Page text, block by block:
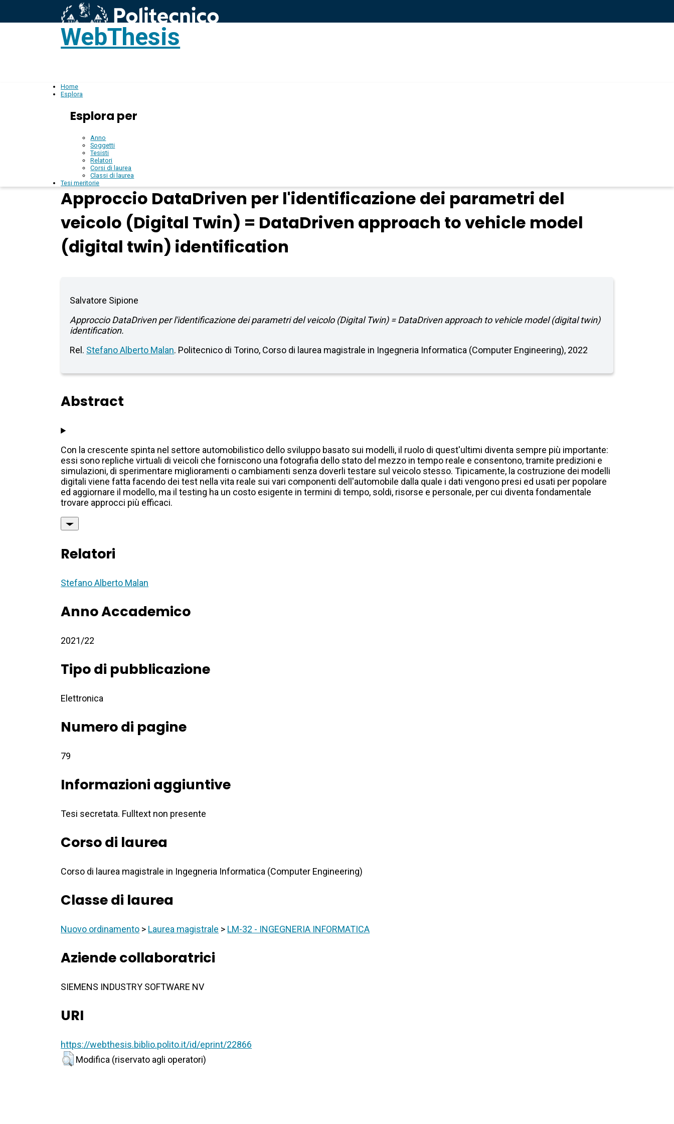
WebThesis
Home
Esplora
Esplora per
Anno
Soggetti
Tesisti
Relatori
Corsi di laurea
Classi di laurea
Tesi meritorie
Approccio DataDriven per l'identificazione dei parametri del
veicolo (Digital Twin) = DataDriven approach to vehicle model
(digital twin) identification
Salvatore Sipione
Approccio DataDriven per l'identificazione dei parametri del veicolo (Digital Twin) = DataDriven approach to vehicle model (digital twin)
identification.
Rel. Stefano Alberto Malan. Politecnico di Torino, Corso di laurea magistrale in Ingegneria Informatica (Computer Engineering), 2022
Abstract
Con la crescente spinta nel settore automobilistico dello sviluppo basato sui modelli, il ruolo di quest'ultimi diventa sempre più importante:
essi sono repliche virtuali di veicoli che forniscono una fotografia dello stato del mezzo in tempo reale e consentono, tramite predizioni e
simulazioni, di sperimentare miglioramenti o cambiamenti senza doverli testare sul veicolo stesso. Tipicamente, la costruzione dei modelli
digitali viene fatta facendo dei test nella vita reale sui vari componenti dell'automobile dalla quale i dati vengono presi ed usati per popolare
ed aggiornare il modello, ma il testing ha un costo esigente in termini di tempo, soldi, risorse e personale, per cui diventa fondamentale
trovare approcci più efficaci.
Relatori
Stefano Alberto Malan
Anno Accademico
2021/22
Tipo di pubblicazione
Elettronica
Numero di pagine
79
Informazioni aggiuntive
Tesi secretata. Fulltext non presente
Corso di laurea
Corso di laurea magistrale in Ingegneria Informatica (Computer Engineering)
Classe di laurea
Nuovo ordinamento > Laurea magistrale > LM-32 - INGEGNERIA INFORMATICA
Aziende collaboratrici
SIEMENS INDUSTRY SOFTWARE NV
URI
https://webthesis.biblio.polito.it/id/eprint/22866
Modifica (riservato agli operatori)